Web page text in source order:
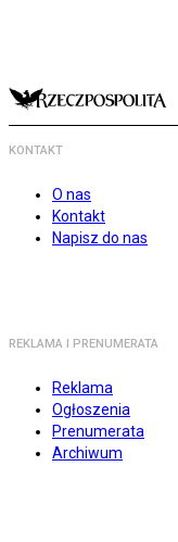
KONTAKT
O nas
Kontakt
Napisz do nas
REKLAMA I PRENUMERATA
Reklama
Ogłoszenia
Prenumerata
Archiwum